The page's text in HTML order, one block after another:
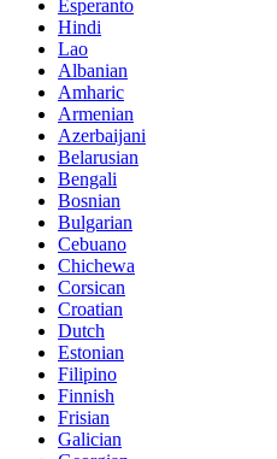
Esperanto
Hindi
Lao
Albanian
Amharic
Armenian
Azerbaijani
Belarusian
Bengali
Bosnian
Bulgarian
Cebuano
Chichewa
Corsican
Croatian
Dutch
Estonian
Filipino
Finnish
Frisian
Galician